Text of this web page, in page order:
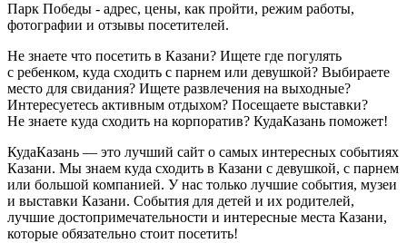
Парк Победы - адрес, цены, как пройти, режим работы,
фотографии и отзывы посетителей.
Не знаете что посетить в Казани? Ищете где погулять
с ребенком, куда сходить с парнем или девушкой? Выбираете
место для свидания? Ищете развлечения на выходные?
Интересуетесь активным отдыхом? Посещаете выставки?
Не знаете куда сходить на корпоратив? КудаКазань поможет!
КудаКазань — это лучший сайт о самых интересных событиях
Казани. Мы знаем куда сходить в Казани с девушкой, с парнем
или большой компанией. У нас только лучшие события, музеи
и выставки Казани. События для детей и их родителей,
лучшие достопримечательности и интересные места Казани,
которые обязательно стоит посетить!